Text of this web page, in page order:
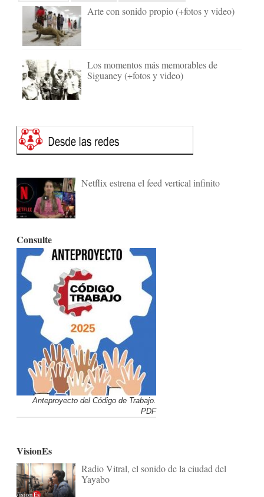
Arte con sonido propio (+fotos y video)
Los momentos más memorables de
Siguaney (+fotos y video)
Netflix estrena el feed vertical infinito
Consulte
Anteproyecto del Código de Trabajo.
PDF
VisionEs
Radio Vitral, el sonido de la ciudad del
Yayabo